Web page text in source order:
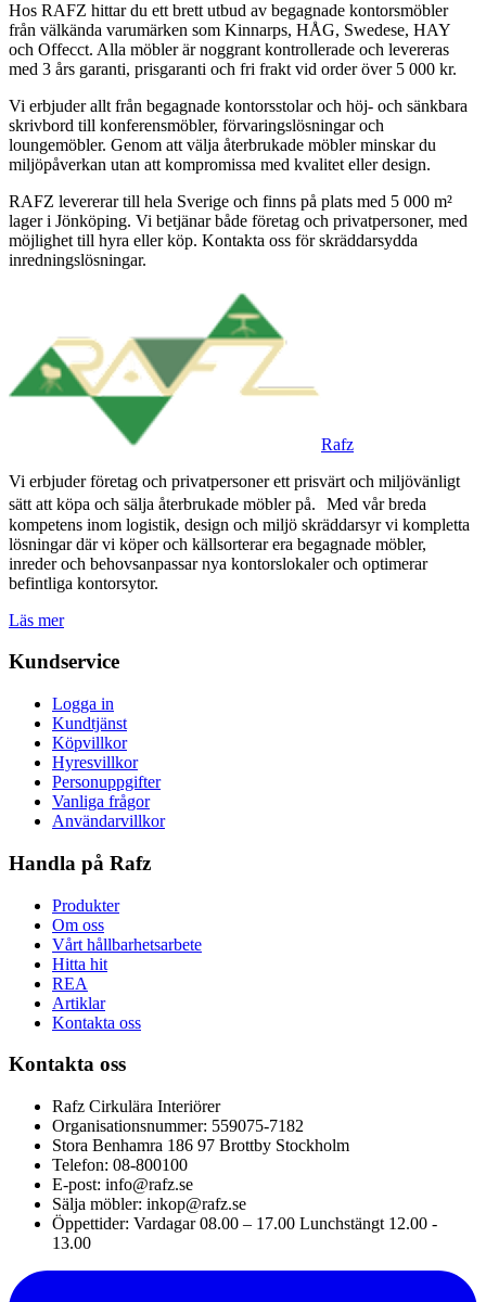
Hos RAFZ hittar du ett brett utbud av begagnade kontorsmöbler
från välkända varumärken som Kinnarps, HÅG, Swedese, HAY
och Offecct. Alla möbler är noggrant kontrollerade och levereras
med 3 års garanti, prisgaranti och fri frakt vid order över 5 000 kr.
Vi erbjuder allt från begagnade kontorsstolar och höj- och sänkbara
skrivbord till konferensmöbler, förvaringslösningar och
loungemöbler. Genom att välja återbrukade möbler minskar du
miljöpåverkan utan att kompromissa med kvalitet eller design.
RAFZ levererar till hela Sverige och finns på plats med 5 000 m²
lager i Jönköping. Vi betjänar både företag och privatpersoner, med
möjlighet till hyra eller köp. Kontakta oss för skräddarsydda
inredningslösningar.
Rafz
Vi erbjuder företag och privatpersoner ett prisvärt och miljövänligt
sätt att köpa och sälja återbrukade möbler på. Med vår breda
kompetens inom logistik, design och miljö skräddarsyr vi kompletta
lösningar där vi köper och källsorterar era begagnade möbler,
inreder och behovsanpassar nya kontorslokaler och optimerar
befintliga kontorsytor.
Läs mer
Kundservice
Logga in
Kundtjänst
Köpvillkor
Hyresvillkor
Personuppgifter
Vanliga frågor
Användarvillkor
Handla på Rafz
Produkter
Om oss
Vårt hållbarhetsarbete
Hitta hit
REA
Artiklar
Kontakta oss
Kontakta oss
Rafz Cirkulära Interiörer
Organisationsnummer: 559075-7182
Stora Benhamra 186 97 Brottby Stockholm
Telefon: 08-800100
E-post: info@rafz.se
Sälja möbler: inkop@rafz.se
Öppettider: Vardagar 08.00 – 17.00 Lunchstängt 12.00 -
13.00